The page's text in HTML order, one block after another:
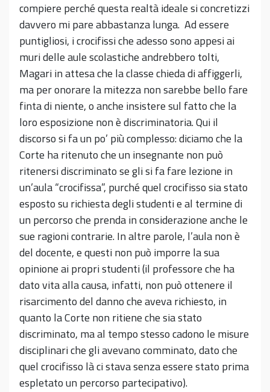
compiere perché questa realtà ideale si concretizzi
davvero mi pare abbastanza lunga. Ad essere
puntigliosi, i crocifissi che adesso sono appesi ai
muri delle aule scolastiche andrebbero tolti,
Magari in attesa che la classe chieda di affiggerli,
ma per onorare la mitezza non sarebbe bello fare
finta di niente, o anche insistere sul fatto che la
loro esposizione non è discriminatoria. Qui il
discorso si fa un po’ più complesso: diciamo che la
Corte ha ritenuto che un insegnante non può
ritenersi discriminato se gli si fa fare lezione in
un’aula “crocifissa”, purché quel crocifisso sia stato
esposto su richiesta degli studenti e al termine di
un percorso che prenda in considerazione anche le
sue ragioni contrarie. In altre parole, l’aula non è
del docente, e questi non può imporre la sua
opinione ai propri studenti (il professore che ha
dato vita alla causa, infatti, non può ottenere il
risarcimento del danno che aveva richiesto, in
quanto la Corte non ritiene che sia stato
discriminato, ma al tempo stesso cadono le misure
disciplinari che gli avevano comminato, dato che
quel crocifisso là ci stava senza essere stato prima
espletato un percorso partecipativo).